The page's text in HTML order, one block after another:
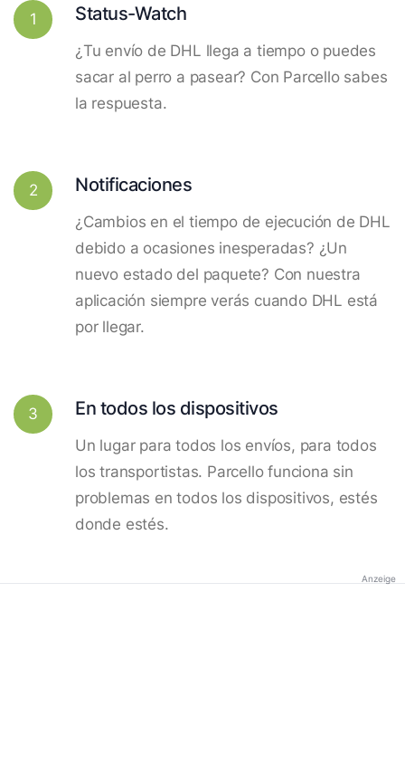
1 Status-Watch
¿Tu envío de DHL llega a tiempo o puedes
sacar al perro a pasear? Con Parcello sabes
la respuesta.
2 Notificaciones
¿Cambios en el tiempo de ejecución de DHL
debido a ocasiones inesperadas? ¿Un
nuevo estado del paquete? Con nuestra
aplicación siempre verás cuando DHL está
por llegar.
3 En todos los dispositivos
Un lugar para todos los envíos, para todos
los transportistas. Parcello funciona sin
problemas en todos los dispositivos, estés
donde estés.
Anzeige